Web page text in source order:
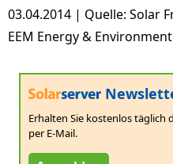
03.04.2014 | Quelle: Solar
EEM Energy &
Erhalten Sie kostenlos täglich
per E-Mail.